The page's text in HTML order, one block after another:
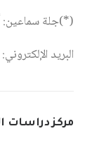
(*)جلة سماعين:
البريد الإلكتروني: hid2sm@hotmail.com
مركز دراسات